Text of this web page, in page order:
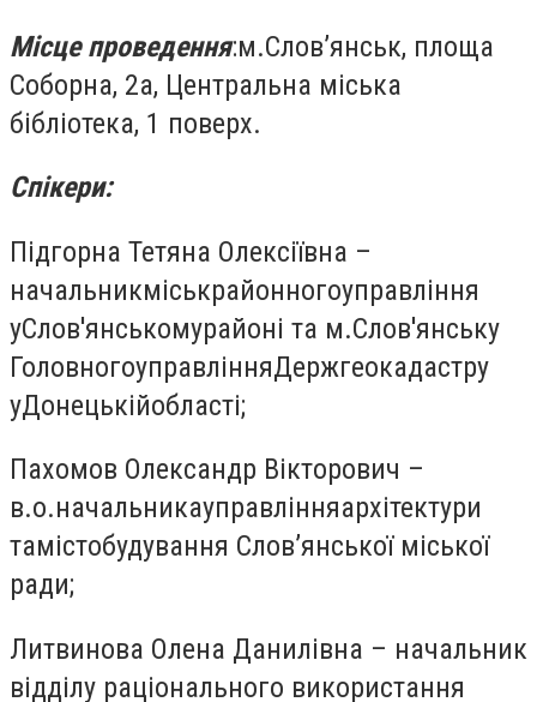
Місце проведення:м.Слов’янськ, площа
Соборна, 2а, Центральна міська
бібліотека, 1 поверх.
Спікери:
Підгорна Тетяна Олексіївна –
начальникміськрайонногоуправління
уСлов'янськомурайоні та м.Слов'янську
ГоловногоуправлінняДержгеокадастру
уДонецькійобласті;
Пахомов Олександр Вікторович –
в.о.начальникауправлінняархітектури
тамістобудування Слов’янської міської
ради;
Литвинова Олена Данилівна – начальник
відділу раціонального використання